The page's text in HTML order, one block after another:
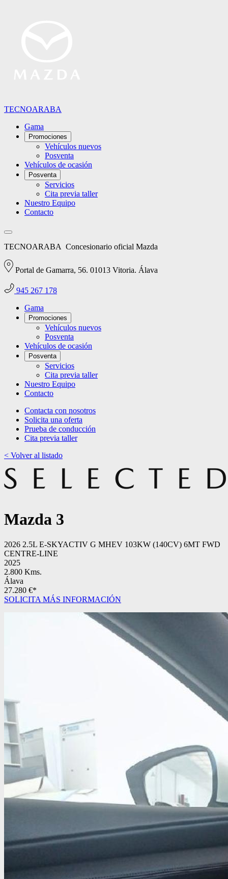
TECNOARABA
Gama
Promociones
Vehículos nuevos
Posventa
Vehículos de ocasión
Posventa
Servicios
Cita previa taller
Nuestro Equipo
Contacto
TECNOARABA Concesionario oficial Mazda
Portal de Gamarra, 56. 01013 Vitoria. Álava
945 267 178
Gama
Promociones
Vehículos nuevos
Posventa
Vehículos de ocasión
Posventa
Servicios
Cita previa taller
Nuestro Equipo
Contacto
Contacta con nosotros
Solicita una oferta
Prueba de conducción
Cita previa taller
< Volver al listado
Mazda 3
2026 2.5L E-SKYACTIV G MHEV 103KW (140CV) 6MT FWD
CENTRE-LINE
2025
2.800 Kms.
Álava
27.280 €*
SOLICITA MÁS INFORMACIÓN